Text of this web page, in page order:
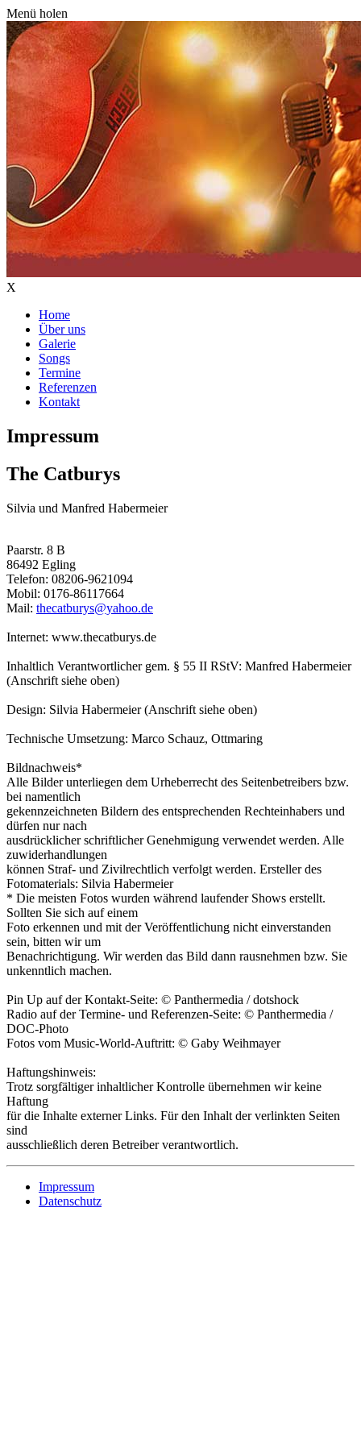
Menü holen
X
Home
Über uns
Galerie
Songs
Termine
Referenzen
Kontakt
Impressum
The Catburys
Silvia und Manfred Habermeier
Paarstr. 8 B
86492 Egling
Telefon: 08206-9621094
Mobil: 0176-86117664
Mail: thecatburys@yahoo.de
Internet: www.thecatburys.de
Inhaltlich Verantwortlicher gem. § 55 II RStV: Manfred Habermeier
(Anschrift siehe oben)
Design: Silvia Habermeier (Anschrift siehe oben)
Technische Umsetzung: Marco Schauz, Ottmaring
Bildnachweis*
Alle Bilder unterliegen dem Urheberrecht des Seitenbetreibers bzw.
bei namentlich
gekennzeichneten Bildern des entsprechenden Rechteinhabers und
dürfen nur nach
ausdrücklicher schriftlicher Genehmigung verwendet werden. Alle
zuwiderhandlungen
können Straf- und Zivilrechtlich verfolgt werden. Ersteller des
Fotomaterials: Silvia Habermeier
* Die meisten Fotos wurden während laufender Shows erstellt.
Sollten Sie sich auf einem
Foto erkennen und mit der Veröffentlichung nicht einverstanden
sein, bitten wir um
Benachrichtigung. Wir werden das Bild dann rausnehmen bzw. Sie
unkenntlich machen.
Pin Up auf der Kontakt-Seite: © Panthermedia / dotshock
Radio auf der Termine- und Referenzen-Seite: © Panthermedia /
DOC-Photo
Fotos vom Music-World-Auftritt: © Gaby Weihmayer
Haftungshinweis:
Trotz sorgfältiger inhaltlicher Kontrolle übernehmen wir keine
Haftung
für die Inhalte externer Links. Für den Inhalt der verlinkten Seiten
sind
ausschließlich deren Betreiber verantwortlich.
Impressum
Datenschutz